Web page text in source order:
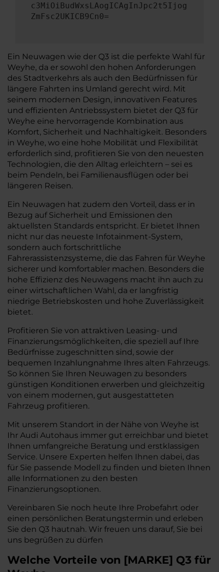
c3MiOiBudWxsLAogICAgInJpc2t5Ijog
ZmFsc2UKICB9Cn0=
Ein Neuwagen wie der Q3 ist die perfekte Wahl für
Weyhe, da er sowohl den hohen Anforderungen
des Stadtverkehrs als auch den Bedürfnissen für
längere Fahrten ins Umland gerecht wird. Mit
seinem modernen Design, innovativen Features
und effizienten Antriebssystem bietet der Q3 für
Weyhe eine hervorragende Kombination aus
Komfort, Sicherheit und Nachhaltigkeit. Besonders
in Weyhe, wo eine hohe Mobilität und Flexibilität
erforderlich sind, profitieren Sie von den neuesten
Technologien, die den Alltag erleichtern – sei es
beim Pendeln, bei Familienausflügen oder bei
längeren Reisen.
Ein Neuwagen hat zudem den Vorteil, dass er in
Bezug auf Sicherheit und Emissionen den
aktuellsten Standards entspricht. Er bietet Ihnen
nicht nur das neueste Infotainment-System,
sondern auch fortschrittliche
Fahrerassistenzsysteme, die das Fahren für Weyhe
sicherer und komfortabler machen. Besonders die
hohe Effizienz des Neuwagens macht ihn auch zu
einer wirtschaftlichen Wahl, da er langfristig
niedrige Betriebskosten und hohe Zuverlässigkeit
bietet.
Profitieren Sie von attraktiven Leasing- und
Finanzierungsmöglichkeiten, die speziell auf Ihre
Bedürfnisse zugeschnitten sind, sowie der
bequemen Inzahlungnahme Ihres alten Fahrzeugs.
So können Sie Ihren Neuwagen zu besonders
günstigen Konditionen erwerben und gleichzeitig
von einem modernen, gut ausgestatteten
Fahrzeug profitieren.
Mit unserem Standort in der Nähe von Weyhe ist
Ihr Audi Autohaus immer gut erreichbar und bietet
Ihnen umfangreiche Beratung und erstklassigen
Service. Unsere Experten helfen Ihnen dabei, das
für Sie passende Modell zu finden und bieten Ihnen
alle Informationen zu den besten
Finanzierungsoptionen.
Vereinbaren Sie noch heute Ihre Probefahrt oder
einen persönlichen Beratungstermin und erleben
Sie den Q3 hautnah. Wir freuen uns darauf, Sie bei
uns begrüßen zu dürfen
Welche Vorteile von [MARKE] Q3 für